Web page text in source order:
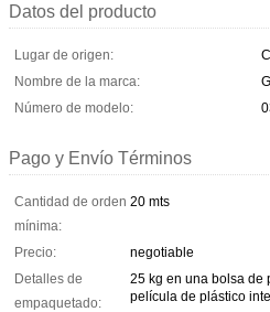
Datos del producto
Lugar de origen:
Nombre de la marca:
Número de modelo:
Pago y Envío Términos
Cantidad de orden
mínima:
20 mts
Precio:
negotiable
Detalles de
empaquetado:
25 kg en una bolsa de
película de plástico